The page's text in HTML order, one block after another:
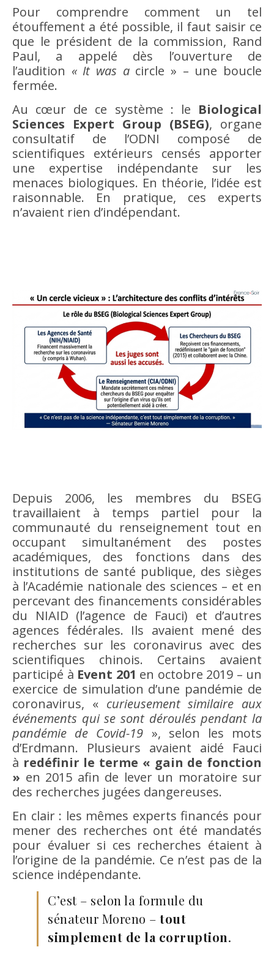
Pour comprendre comment un tel
étouffement a été possible, il faut saisir ce
que le président de la commission, Rand
Paul, a appelé dès l’ouverture de
l’audition « It was acircle » – une boucle
fermée.
Au cœur de ce système : le Biological
Sciences Expert Group (BSEG), organe
consultatif de l’ODNI composé de
scientifiques extérieurs censés apporter
une expertise indépendante sur les
menaces biologiques. En théorie, l’idée est
raisonnable. En pratique, ces experts
n’avaient rien d’indépendant.
Depuis 2006, les membres du BSEG
travaillaient à temps partiel pour la
communauté du renseignement tout en
occupant simultanément des postes
académiques, des fonctions dans des
institutions de santé publique, des sièges
à l’Académie nationale des sciences – et en
percevant des financements considérables
du NIAID (l’agence de Fauci) et d’autres
agences fédérales. Ils avaient mené des
recherches sur les coronavirus avec des
scientifiques chinois. Certains avaient
participé à Event 201 en octobre 2019 – un
exercice de simulation d’une pandémie de
coronavirus, « curieusement similaire aux
événements qui se sont déroulés pendant la
pandémie de Covid-19 », selon les mots
d’Erdmann. Plusieurs avaient aidé Fauci
à redéfinir le terme « gain de fonction
» en 2015 afin de lever un moratoire sur
des recherches jugées dangereuses.
En clair : les mêmes experts financés pour
mener des recherches ont été mandatés
pour évaluer si ces recherches étaient à
l’origine de la pandémie. Ce n’est pas de la
science indépendante.
C’est – selon la formule du
sénateur Moreno – tout
simplement de la corruption.